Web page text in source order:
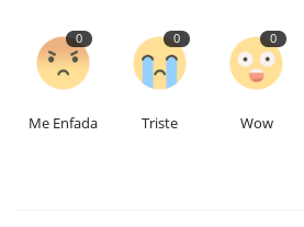
0
Me Enfada
0
Triste
0
Wow